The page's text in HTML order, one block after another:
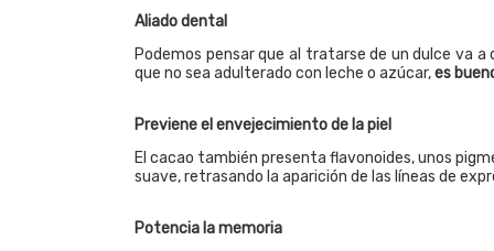
Aliado dental
Podemos pensar que al tratarse de un dulce va
que no sea adulterado con leche o azúcar,es
Previene el envejecimiento de la piel
El cacao también presenta flavonoides, unos
suave, retrasando la aparición de las líneas de
Potencia la memoria